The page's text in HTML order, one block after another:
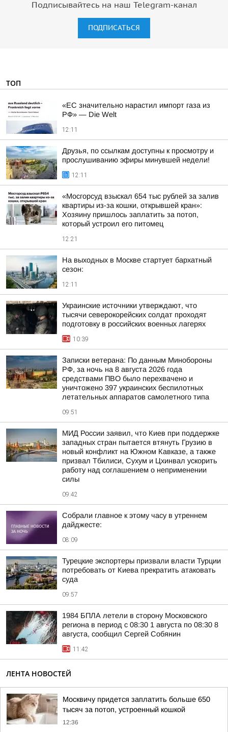
Подписывайтесь на наш Telegram-канал
ПОДПИСАТЬСЯ
ТОП
«ЕС значительно нарастил импорт газа из
РФ» — Die Welt
12:11
Друзья, по ссылкам доступны к просмотру и
прослушиванию эфиры минувшей недели!
12:11
«Мосгорсуд взыскал 654 тыс рублей за залив
квартиры из-за кошки, открывшей кран»:
Хозяину пришлось заплатить за потоп,
который устроил его питомец
12:21
На выходных в Москве стартует бархатный
сезон:
12:11
Украинские источники утверждают, что
тысячи северокорейских солдат проходят
подготовку в российских военных лагерях
10:39
Записки ветерана: По данным Минобороны
РФ, за ночь на 8 августа 2026 года
средствами ПВО было перехвачено и
уничтожено 397 украинских беспилотных
летательных аппаратов самолетного типа
09:51
МИД России заявил, что Киев при поддержке
западных стран пытается втянуть Грузию в
новый конфликт на Южном Кавказе, а также
призвал Тбилиси, Сухум и Цхинвал ускорить
работу над соглашением о неприменении
силы
09:42
Собрали главное к этому часу в утреннем
дайджесте:
08:09
Турецкие экспортеры призвали власти Турции
потребовать от Киева прекратить атаковать
суда
09:57
1984 БПЛА летели в сторону Московского
региона в период с 08:30 1 августа по 08:30 8
августа, сообщил Сергей Собянин
11:42
ЛЕНТА НОВОСТЕЙ
Москвичу придется заплатить больше 650
тысяч за потоп, устроенный кошкой
12:36